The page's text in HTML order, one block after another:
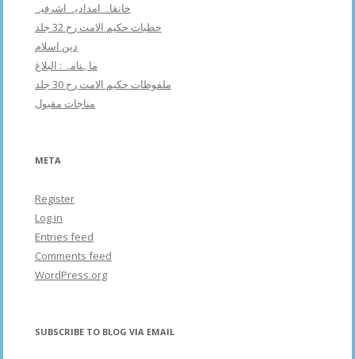
خانقاہ امدادیہ اشرفیہ
خطبات حکیم الامت رح 32 جلد
دین اسلام
ماہنامہ : البلاغ
ملفوظات حکیم الامت رح 30 جلد
مناجات مقبول
META
Register
Log in
Entries feed
Comments feed
WordPress.org
SUBSCRIBE TO BLOG VIA EMAIL